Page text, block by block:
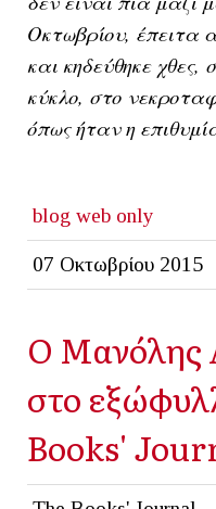
Οκτωβρίου, έπειτα
και κηδεύθηκε χθες,
κύκλο, στο
όπως ήταν η
blog web only
07 Οκτωβρίου 2015
Ο Μανόλης
στο
Books'